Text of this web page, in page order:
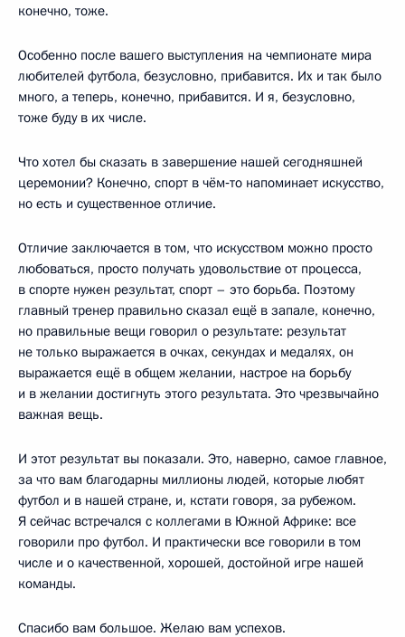
конечно, тоже.
Особенно после вашего выступления на чемпионате мира
любителей футбола, безусловно, прибавится. Их и так было
много, а теперь, конечно, прибавится. И я, безусловно,
тоже буду в их числе.
Что хотел бы сказать в завершение нашей сегодняшней
церемонии? Конечно, спорт в чём‑то напоминает искусство,
но есть и существенное отличие.
Отличие заключается в том, что искусством можно просто
любоваться, просто получать удовольствие от процесса,
в спорте нужен результат, спорт – это борьба. Поэтому
главный тренер правильно сказал ещё в запале, конечно,
но правильные вещи говорил о результате: результат
не только выражается в очках, секундах и медалях, он
выражается ещё в общем желании, настрое на борьбу
и в желании достигнуть этого результата. Это чрезвычайно
важная вещь.
И этот результат вы показали. Это, наверно, самое главное,
за что вам благодарны миллионы людей, которые любят
футбол и в нашей стране, и, кстати говоря, за рубежом.
Я сейчас встречался с коллегами в Южной Африке: все
говорили про футбол. И практически все говорили в том
числе и о качественной, хорошей, достойной игре нашей
команды.
Спасибо вам большое. Желаю вам успехов.